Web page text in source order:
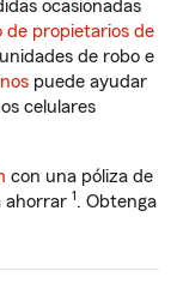
ocasionadas
de propietarios de
de robo e
puede ayudar
celulares
con una póliza de
ahorrar 1. Obtenga